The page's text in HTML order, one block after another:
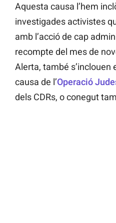
Aquesta causa l’hem
investigades activistes
amb l’acció de cap
recompte del mes de
Alerta, també s’inclouen
causa de l’Operació
dels CDRs, o conegut